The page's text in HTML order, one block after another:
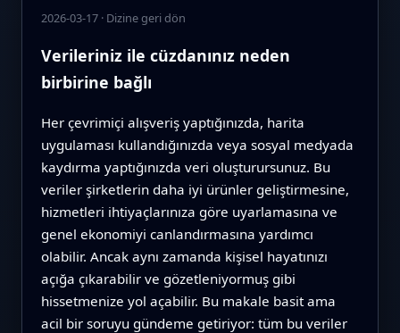
2026-03-17· Dizine geri dön
Verileriniz ile cüzdanınız neden
birbirine bağlı
Her çevrimiçi alışveriş yaptığınızda, harita
uygulaması kullandığınızda veya sosyal medyada
kaydırma yaptığınızda veri oluşturursunuz. Bu
veriler şirketlerin daha iyi ürünler geliştirmesine,
hizmetleri ihtiyaçlarınıza göre uyarlamasına ve
genel ekonomiyi canlandırmasına yardımcı
olabilir. Ancak aynı zamanda kişisel hayatınızı
açığa çıkarabilir ve gözetleniyormuş gibi
hissetmenize yol açabilir. Bu makale basit ama
acil bir soruyu gündeme getiriyor: tüm bu veriler